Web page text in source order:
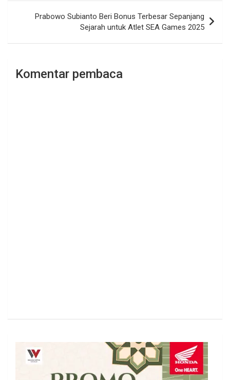
Prabowo Subianto Beri Bonus Terbesar Sepanjang
Sejarah untuk Atlet SEA Games 2025
Komentar pembaca